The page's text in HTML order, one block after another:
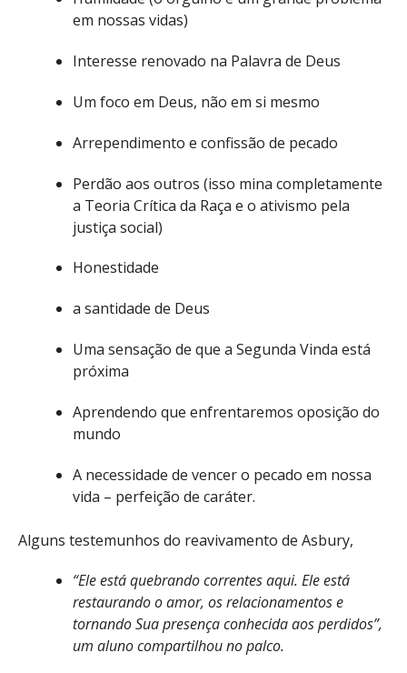
em nossas vidas)
Interesse renovado na Palavra de Deus
Um foco em Deus, não em si mesmo
Arrependimento e confissão de pecado
Perdão aos outros (isso mina completamente
a Teoria Crítica da Raça e o ativismo pela
justiça social)
Honestidade
a santidade de Deus
Uma sensação de que a Segunda Vinda está
próxima
Aprendendo que enfrentaremos oposição do
mundo
A necessidade de vencer o pecado em nossa
vida – perfeição de caráter.
Alguns testemunhos do reavivamento de Asbury,
“Ele está quebrando correntes aqui. Ele está
restaurando o amor, os relacionamentos e
tornando Sua presença conhecida aos perdidos”,
um aluno compartilhou no palco.